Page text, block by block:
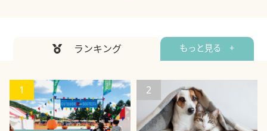
ランキング もっと見る +
1 2